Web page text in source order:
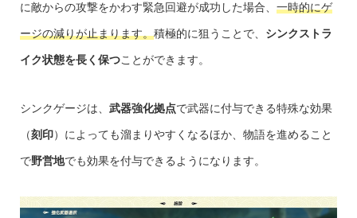
に敵からの攻撃をかわす緊急回避が成功した場合、 一時的にゲ
ージの減りが止まります。積極的に狙うことで、 シンクストラ
イク状態を長く保つことができます。
シンクゲージは、 武器強化拠点で武器に付与できる特殊な効果
（刻印）によっても溜まりやすくなるほか、物語を進めること
で野営地でも効果を付与できるようになります。